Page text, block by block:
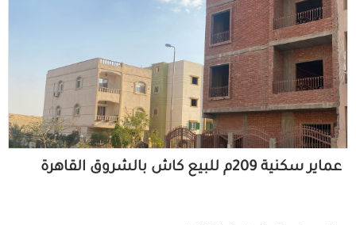
عماير سكنية 209م للبيع كاش بالشروق القاهرة